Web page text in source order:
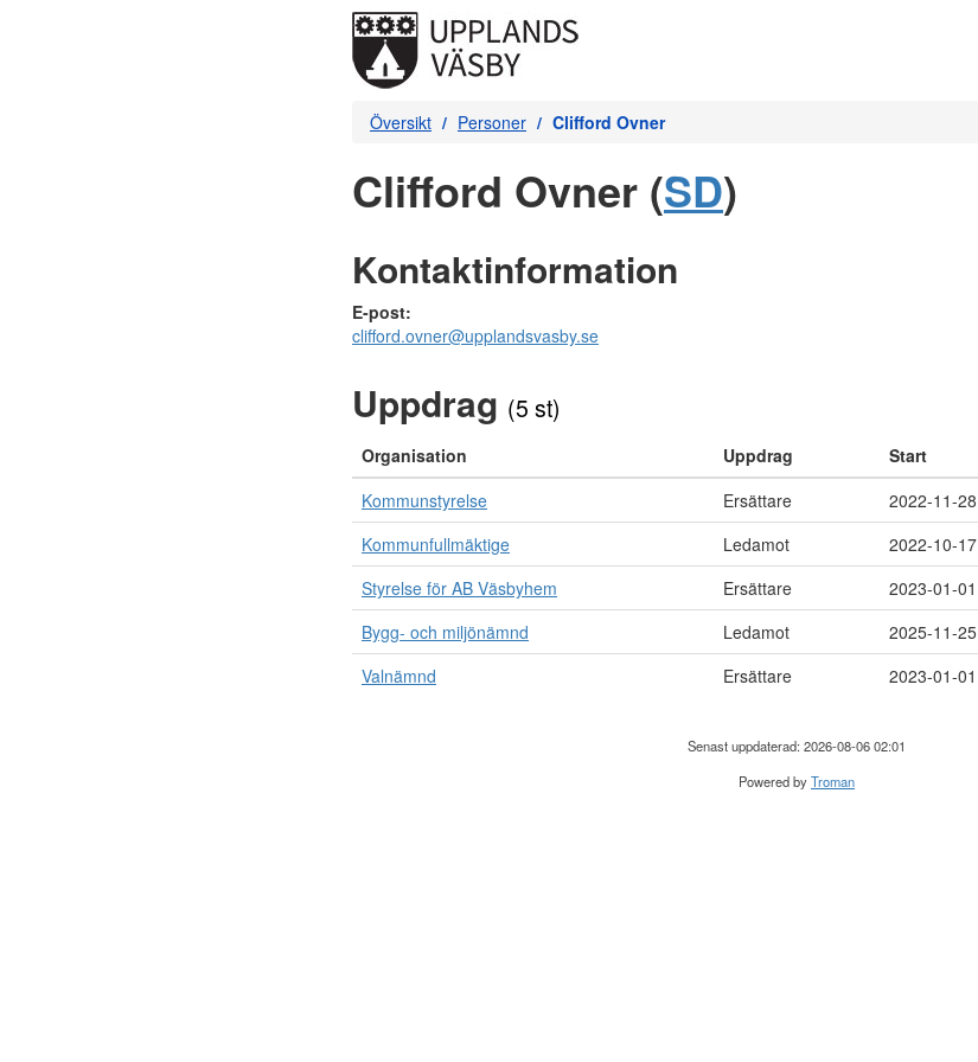
Översikt Personer Clifford Ovner
Clifford Ovner (SD)
Kontaktinformation
E-post:
clifford.ovner@upplandsvasby.se
Uppdrag (5 st)
Organisation Uppdrag Start
Kommunstyrelse
Ersättare 2022-11-28
Kommunfullmäktige
Ledamot 2022-10-17
Styrelse för AB Väsbyhem
Ersättare 2023-01-01
Bygg- och miljönämnd
Ledamot 2025-11-25
Valnämnd
Ersättare 2023-01-01
Senast uppdaterad: 2026-08-06 02:01
Powered byTroman